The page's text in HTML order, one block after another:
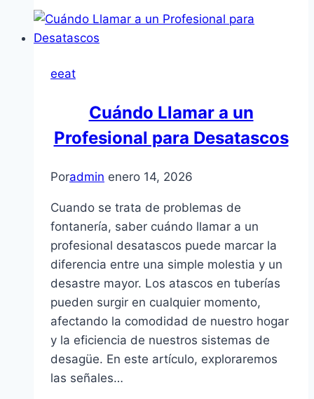
eeat
Cuándo Llamar a un
Profesional para Desatascos
Poradmin enero 14, 2026
Cuando se trata de problemas de
fontanería, saber cuándo llamar a un
profesional desatascos puede marcar la
diferencia entre una simple molestia y un
desastre mayor. Los atascos en tuberías
pueden surgir en cualquier momento,
afectando la comodidad de nuestro hogar
y la eficiencia de nuestros sistemas de
desagüe. En este artículo, exploraremos
las señales…